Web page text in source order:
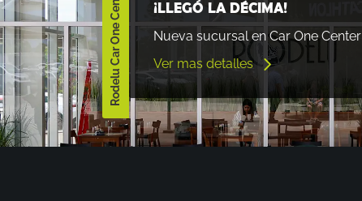
Rodelu Car One Center ¡LLEGÓ LA DÉCIMA!
Nueva sucursal en Car One Center
Ver mas detalles